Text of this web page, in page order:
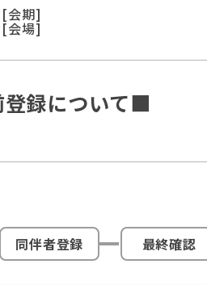
[会期]
[会場]
録について■
同伴者登録 最終確認